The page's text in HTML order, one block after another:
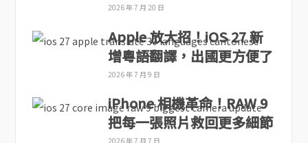
2026 年 7 月 20 日
Apple 放大招！iOS 27 新
增粵語翻譯，出國更方便了
2026 年 7 月 9 日
iPhone 相機革命！RAW 9
把每一張照片救回更多細節
2026 年 7 月 7 日